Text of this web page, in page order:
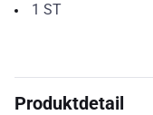
1 ST
Produktdetail